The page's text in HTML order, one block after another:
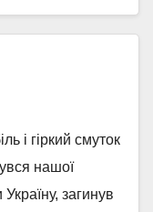
і гіркий смуток
нашої
загинув